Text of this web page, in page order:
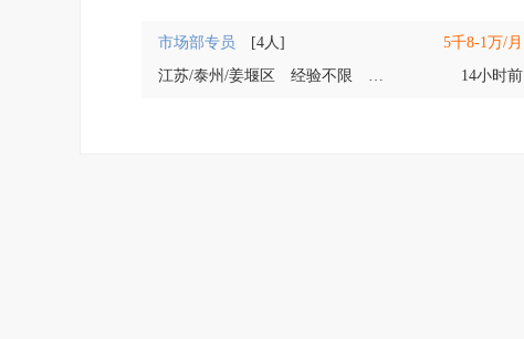
市场部专员 [4人]
5千8-1万/月
江苏/泰州/姜堰区
经验不限 大专 14小时前